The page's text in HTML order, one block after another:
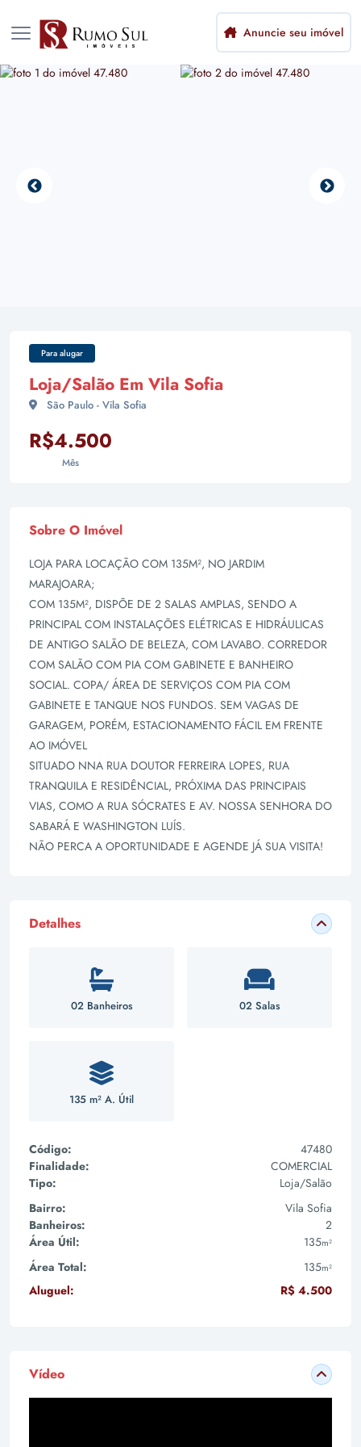
Anuncie seu imóvel
Para alugar
Loja/Salão Em Vila Sofia
São Paulo - Vila Sofia
R$4.500
Mês
Sobre O Imóvel
LOJA PARA LOCAÇÃO COM 135M², NO JARDIM
MARAJOARA;
COM 135M², DISPÕE DE 2 SALAS AMPLAS, SENDO A
PRINCIPAL COM INSTALAÇÕES ELÉTRICAS E HIDRÁULICAS
DE ANTIGO SALÃO DE BELEZA, COM LAVABO. CORREDOR
COM SALÃO COM PIA COM GABINETE E BANHEIRO
SOCIAL. COPA/ ÁREA DE SERVIÇOS COM PIA COM
GABINETE E TANQUE NOS FUNDOS. SEM VAGAS DE
GARAGEM, PORÉM, ESTACIONAMENTO FÁCIL EM FRENTE
AO IMÓVEL
SITUADO NNA RUA DOUTOR FERREIRA LOPES, RUA
TRANQUILA E RESIDÊNCIAL, PRÓXIMA DAS PRINCIPAIS
VIAS, COMO A RUA SÓCRATES E AV. NOSSA SENHORA DO
SABARÁ E WASHINGTON LUÍS.
NÃO PERCA A OPORTUNIDADE E AGENDE JÁ SUA VISITA!
Detalhes
02 Banheiros 02 Salas
135 m² A. Útil
Código:
47480
Finalidade:
COMERCIAL
Tipo:
Loja/Salão
Bairro:
Vila Sofia
Banheiros:
2
Área Útil:
135m²
Área Total: 135m²
Aluguel: R$ 4.500
Vídeo